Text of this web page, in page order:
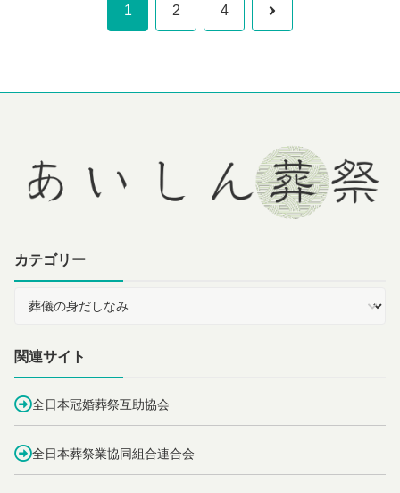
1 2 4 次
カテゴリー
関連サイト
全日本冠婚葬祭互助協会
全日本葬祭業協同組合連合会